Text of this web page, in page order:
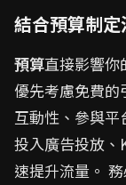
結合預算制
預算直接影響你
優先考慮免費的
互動性、參與
投入廣告投放、
速提升流量。